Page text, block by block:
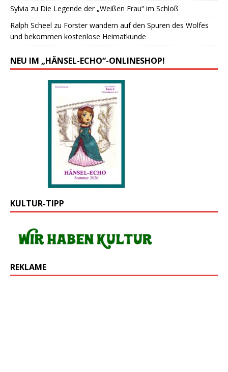
Sylvia zu Die Legende der „Weißen Frau“ im Schloß
Ralph Scheel zu Forster wandern auf den Spuren des Wolfes
und bekommen kostenlose Heimatkunde
NEU IM „HÄNSEL-ECHO“-ONLINESHOP!
KULTUR-TIPP
REKLAME